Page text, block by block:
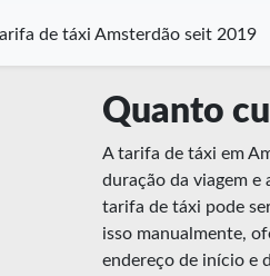
de táxi Amsterdão seit 2019
Quanto
A tarifa de táxi em
duração da viagem e
tarifa de táxi pode
isso manualmente,
endereço de início e